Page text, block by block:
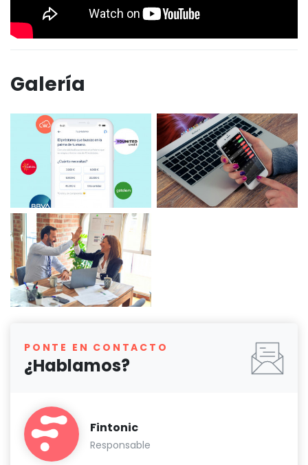
Galería
PONTE EN CONTACTO
¿Hablamos?
Fintonic
Responsable